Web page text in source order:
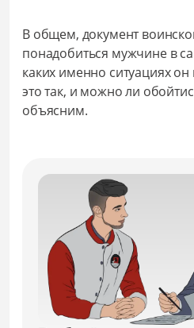
В общем, документ
понадобиться мужчине в
каких именно ситуациях
это так, и можно ли
объясним.